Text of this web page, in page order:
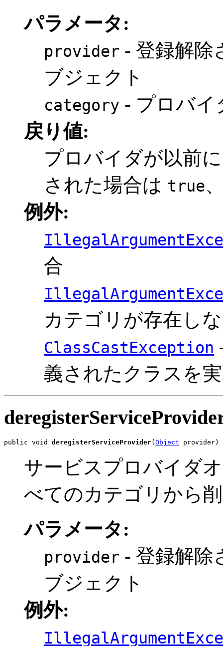
パラメータ:
provider - 登録解除
ブジェクト
category - プロバイ
戻り値:
プロバイダが以前
された場合は true
例外:
合
カテゴリが存在し
ClassCastException
義されたクラスを
public void deregisterServiceProvider( Object provider)
サービスプロバイダ
べてのカテゴリから
パラメータ:
provider - 登録解除
ブジェクト
例外: